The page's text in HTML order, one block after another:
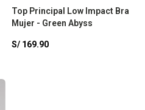
Top Principal Low Impact Bra
Mujer - Green Abyss
S/ 169.90